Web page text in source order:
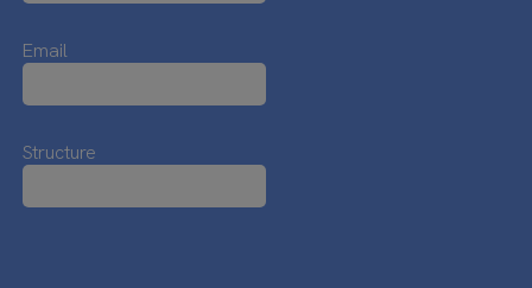
Email
Structure